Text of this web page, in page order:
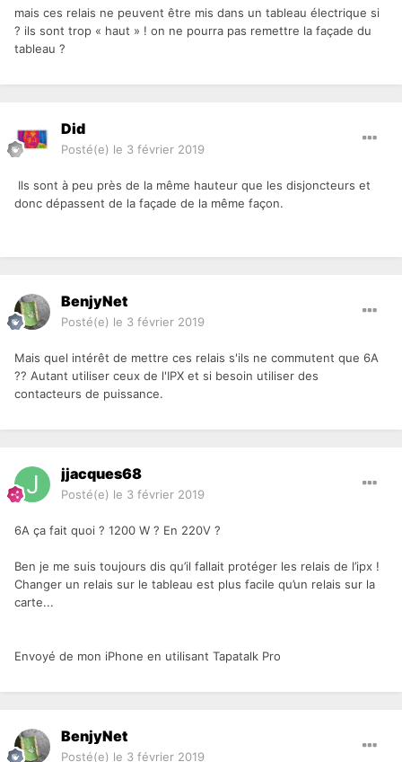
mais ces relais ne peuvent être mis dans un tableau électrique si
? ils sont trop « haut » ! on ne pourra pas remettre la façade du
tableau ?
Did
Posté(e) le 3 février 2019
Ils sont à peu près de la même hauteur que les disjoncteurs et
donc dépassent de la façade de la même façon.
BenjyNet
Posté(e) le 3 février 2019
Mais quel intérêt de mettre ces relais s'ils ne commutent que 6A
?? Autant utiliser ceux de l'IPX et si besoin utiliser des
contacteurs de puissance.
jjacques68
Posté(e) le 3 février 2019
6A ça fait quoi ? 1200 W ? En 220V ?
Ben je me suis toujours dis qu’il fallait protéger les relais de l’ipx !
Changer un relais sur le tableau est plus facile qu’un relais sur la
carte...
Envoyé de mon iPhone en utilisant Tapatalk Pro
BenjyNet
Posté(e) le 3 février 2019